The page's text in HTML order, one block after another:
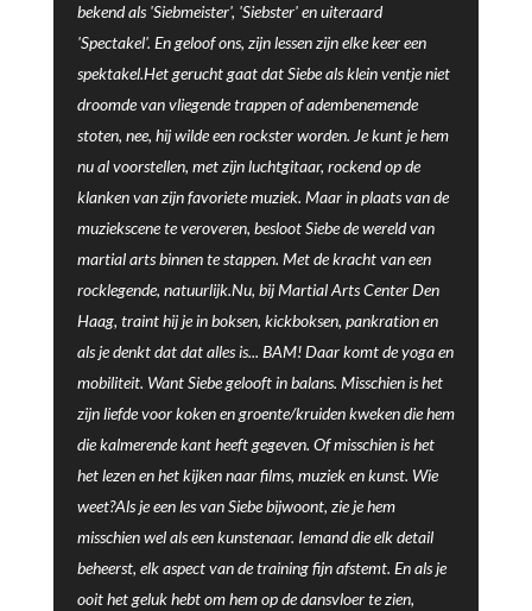
bekend als 'Siebmeister', 'Siebster' en uiteraard
'Spectakel'. En geloof ons, zijn lessen zijn elke keer een
spektakel.Het gerucht gaat dat Siebe als klein ventje niet
droomde van vliegende trappen of adembenemende
stoten, nee, hij wilde een rockster worden. Je kunt je hem
nu al voorstellen, met zijn luchtgitaar, rockend op de
klanken van zijn favoriete muziek. Maar in plaats van de
muziekscene te veroveren, besloot Siebe de wereld van
martial arts binnen te stappen. Met de kracht van een
rocklegende, natuurlijk.Nu, bij Martial Arts Center Den
Haag, traint hij je in boksen, kickboksen, pankration en
als je denkt dat dat alles is... BAM! Daar komt de yoga en
mobiliteit. Want Siebe gelooft in balans. Misschien is het
zijn liefde voor koken en groente/kruiden kweken die hem
die kalmerende kant heeft gegeven. Of misschien is het
het lezen en het kijken naar films, muziek en kunst. Wie
weet?Als je een les van Siebe bijwoont, zie je hem
misschien wel als een kunstenaar. Iemand die elk detail
beheerst, elk aspect van de training fijn afstemt. En als je
ooit het geluk hebt om hem op de dansvloer te zien,